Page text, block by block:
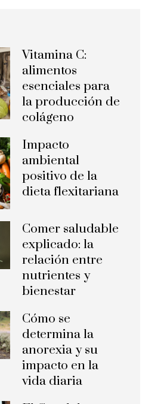
Vitamina C:
alimentos
esenciales para
la producción de
colágeno
Impacto
ambiental
positivo de la
dieta flexitariana
Comer saludable
explicado: la
relación entre
nutrientes y
bienestar
Cómo se
determina la
anorexia y su
impacto en la
vida diaria